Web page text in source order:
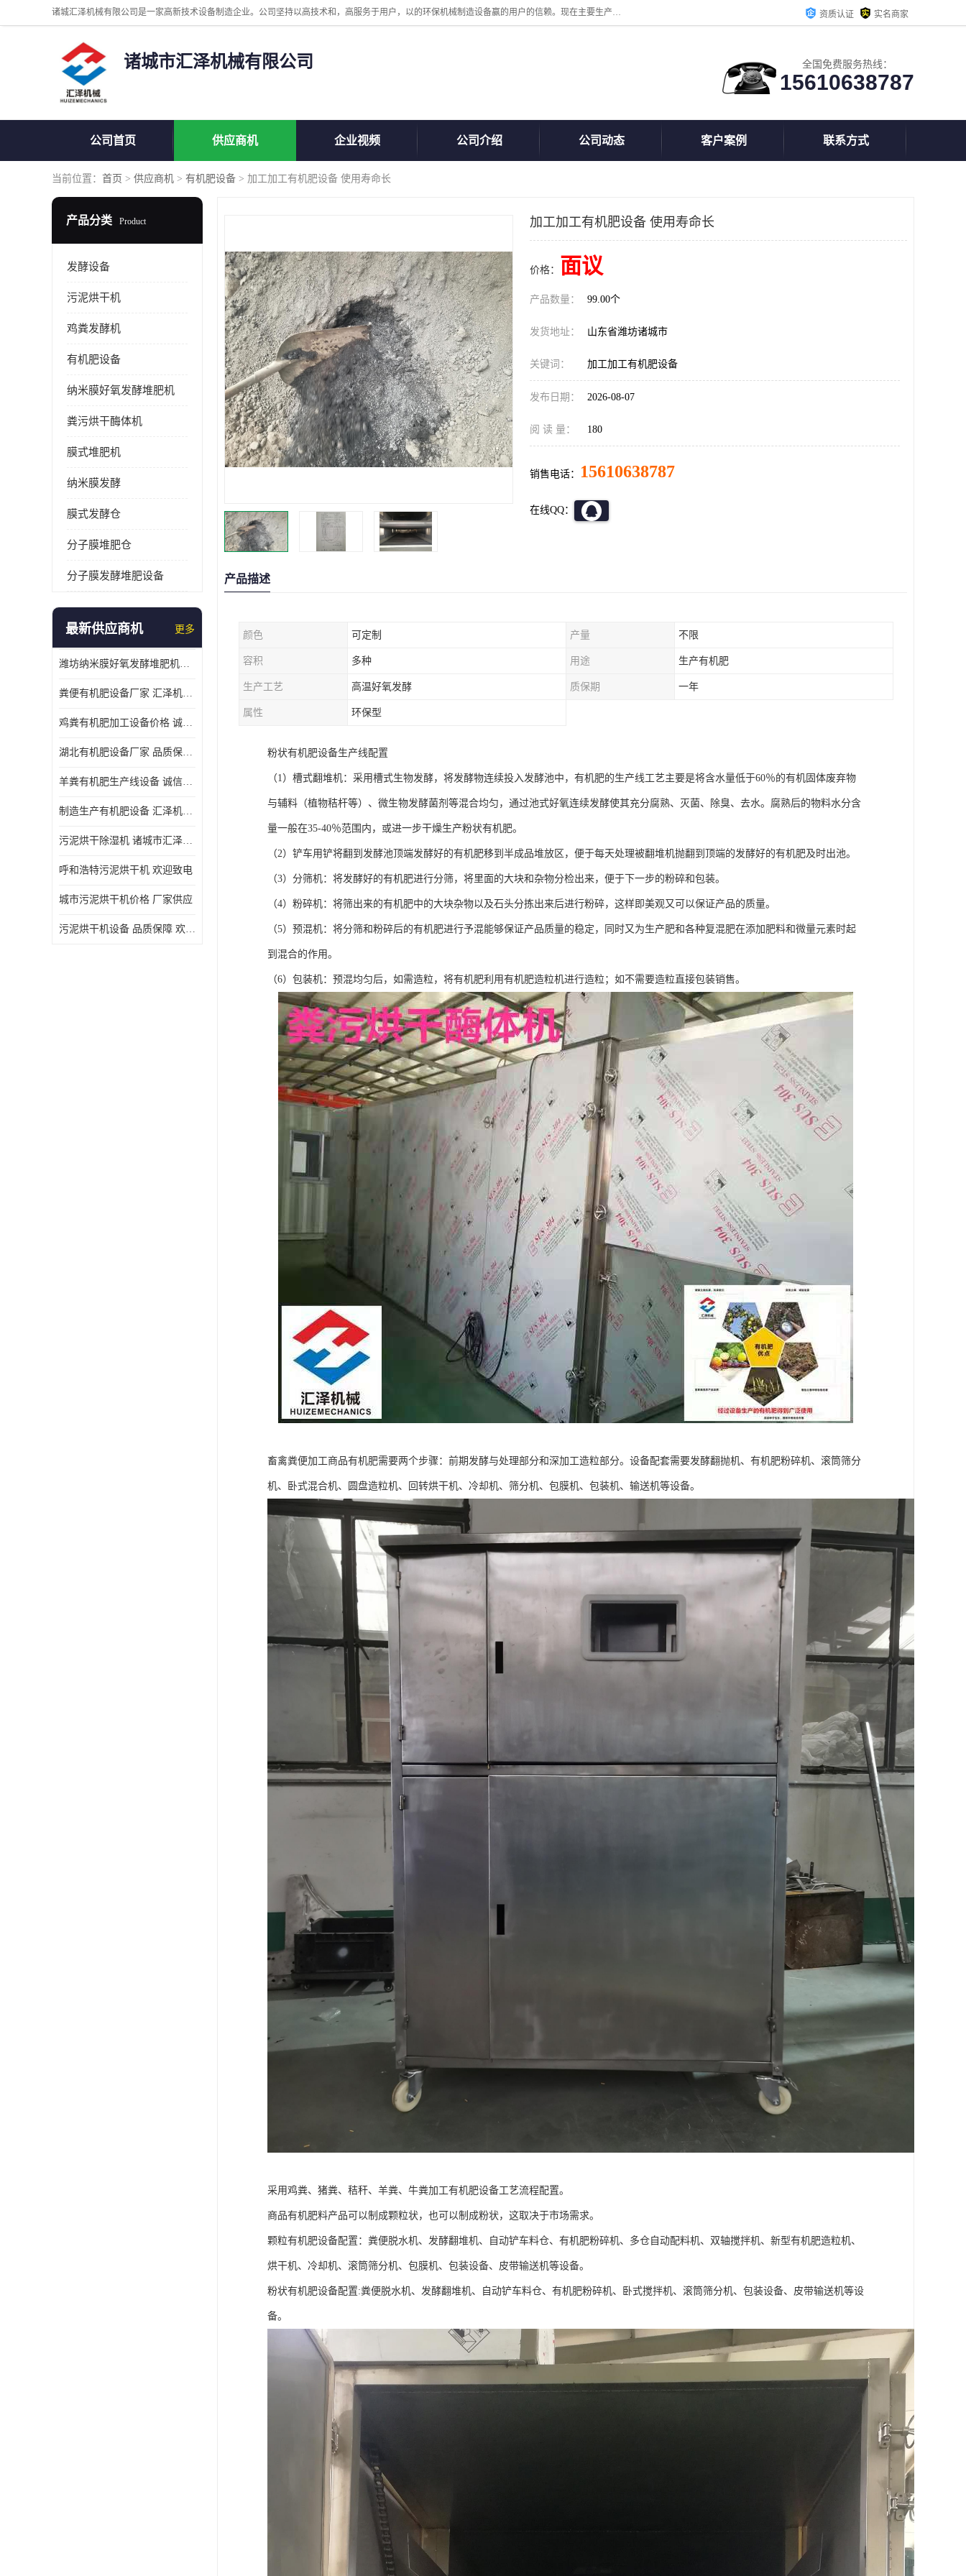
诸城汇泽机械有限公司是一家高新技术设备制造企业。公司坚持以高技术和，高服务于用户，以的环保机械制造设备赢的用户的信赖。现在主要生产死亡畜禽无害化处理和立式和卧式有机肥设备，搅拌机，烘干机，高温发酵机等。污水处理设备，固液分离机。气浮机，化制机等。公司秉承品质，用户至上，科技创新的经营理。 资质认证 实名商家
诸城市汇泽机械有限公司 全国免费服务热线：
15610638787
公司首页 供应商机 企业视频 公司介绍 公司动态 客户案例 联系方式
当前位置： 首页 > 供应商机 > 有机肥设备 > 加工加工有机肥设备 使用寿命长
产品分类 Product
发酵设备
污泥烘干机
鸡粪发酵机
有机肥设备
纳米膜好氧发酵堆肥机
粪污烘干酶体机
膜式堆肥机
纳米膜发酵
膜式发酵仓
分子膜堆肥仓
分子膜发酵堆肥设备
最新供应商机 更多
潍坊纳米膜好氧发酵堆肥机定制
粪便有机肥设备厂家 汇泽机械 免费报价
鸡粪有机肥加工设备价格 诚信卖家 致电了解
湖北有机肥设备厂家 品质保障 欢迎咨询
羊粪有机肥生产线设备 诚信卖家 致电了解
制造生产有机肥设备 汇泽机械 免费报价
污泥烘干除湿机 诸城市汇泽机械有限公司
呼和浩特污泥烘干机 欢迎致电
城市污泥烘干机价格 厂家供应
污泥烘干机设备 品质保障 欢迎咨询
加工加工有机肥设备 使用寿命长
价格： 面议
产品数量： 99.00个
发货地址： 山东省潍坊诸城市
关键词： 加工加工有机肥设备
发布日期： 2026-08-07
阅 读 量： 180
销售电话： 15610638787
在线QQ：
产品描述
颜色 可定制 产量 不限
容积 多种 用途 生产有机肥
生产工艺 高温好氧发酵 质保期 一年
属性 环保型
粉状有机肥设备生产线配置
（1）槽式翻堆机：采用槽式生物发酵，将发酵物连续投入发酵池中，有机肥的生产线工艺主要是将含水量低于60％的有机固体废弃物
与辅料（植物秸杆等）、微生物发酵菌剂等混合均匀，通过池式好氧连续发酵使其充分腐熟、灭菌、除臭、去水。腐熟后的物料水分含
量一般在35-40％范围内，或进一步干燥生产粉状有机肥。
（2）铲车用铲将翻到发酵池顶端发酵好的有机肥移到半成品堆放区，便于每天处理被翻堆机抛翻到顶端的发酵好的有机肥及时出池。
（3）分筛机：将发酵好的有机肥进行分筛，将里面的大块和杂物分检出来，便于下一步的粉碎和包装。
（4）粉碎机：将筛出来的有机肥中的大块杂物以及石头分拣出来后进行粉碎，这样即美观又可以保证产品的质量。
（5）预混机：将分筛和粉碎后的有机肥进行予混能够保证产品质量的稳定，同时又为生产肥和各种复混肥在添加肥料和微量元素时起
到混合的作用。
（6）包装机：预混均匀后，如需造粒，将有机肥利用有机肥造粒机进行造粒；如不需要造粒直接包装销售。
畜禽粪便加工商品有机肥需要两个步骤：前期发酵与处理部分和深加工造粒部分。设备配套需要发酵翻抛机、有机肥粉碎机、滚筒筛分
机、卧式混合机、圆盘造粒机、回转烘干机、冷却机、筛分机、包膜机、包装机、输送机等设备。
采用鸡粪、猪粪、秸秆、羊粪、牛粪加工有机肥设备工艺流程配置。
商品有机肥料产品可以制成颗粒状，也可以制成粉状，这取决于市场需求。
颗粒有机肥设备配置：粪便脱水机、发酵翻堆机、自动铲车料仓、有机肥粉碎机、多仓自动配料机、双轴搅拌机、新型有机肥造粒机、
烘干机、冷却机、滚筒筛分机、包膜机、包装设备、皮带输送机等设备。
粉状有机肥设备配置:粪便脱水机、发酵翻堆机、自动铲车料仓、有机肥粉碎机、卧式搅拌机、滚筒筛分机、包装设备、皮带输送机等设
备。